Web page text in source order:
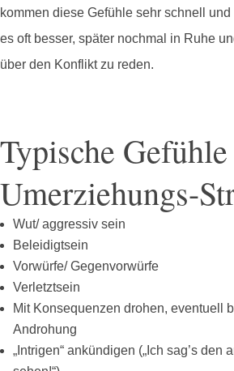
kommen diese Gefühle sehr schnell
es oft besser, später nochmal in Ruhe
über den Konflikt zu reden.
Typische
Umerziehungs-
Wut/ aggressiv sein
Beleidigtsein
Vorwürfe/ Gegenvorwürfe
Verletztsein
Mit Konsequenzen drohen, eventuell
Androhung
„Intrigen“ ankündigen („Ich sag’s